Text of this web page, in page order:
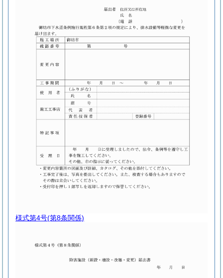
様式第4号(第8条関係)